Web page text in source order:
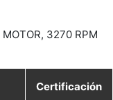
3270 RPM
Certificación